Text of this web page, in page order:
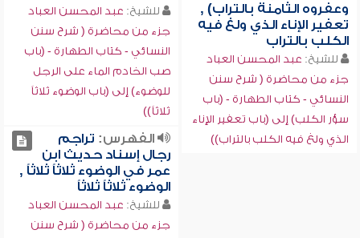
وعفروه الثامنة بالتراب) ,
تعفير الإناء الذي ولغ فيه
الكلب بالتراب
للشيخ: عبد المحسن العباد
جزء من محاضرة ( شرح سنن
النسائي - كتاب الطهارة - (باب
سؤر الكلب) إلى (باب تعفير الإناء
الذي ولغ فيه الكلب بالتراب))
للشيخ: عبد المحسن العباد
جزء من محاضرة ( شرح سنن
النسائي - كتاب الطهارة - (باب
صب الخادم الماء على الرجل
للوضوء) إلى (باب الوضوء ثلاثاً
ثلاثاً))
الفهرس: تراجم
رجال إسناد حديث ابن
عمر في الوضوء ثلاثاً ثلاثاً ,
الوضوء ثلاثاً ثلاثاً
للشيخ: عبد المحسن العباد
جزء من محاضرة ( شرح سنن